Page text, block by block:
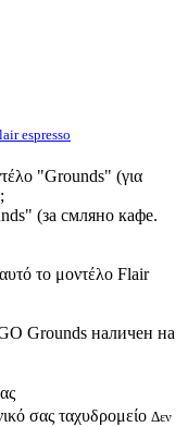
espresso
"Grounds" (για
(за смляно кафе.
το μοντέλο Flair
Grounds наличен на
σας ταχυδρομείο Δεν